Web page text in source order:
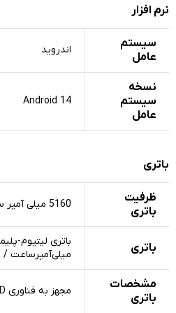
نرم افزار
سیستم
عامل
اندروید
نسخه
سیستم
عامل
Android 14
باتری
ظرفیت
باتری
5160 میلی آمپر ساعت
باتری
میلی‌آمپرساعت /
مشخصات
باتری
مجهز به فناوری PD